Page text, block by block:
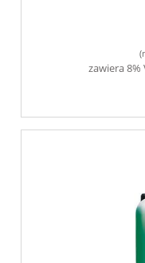
zawiera